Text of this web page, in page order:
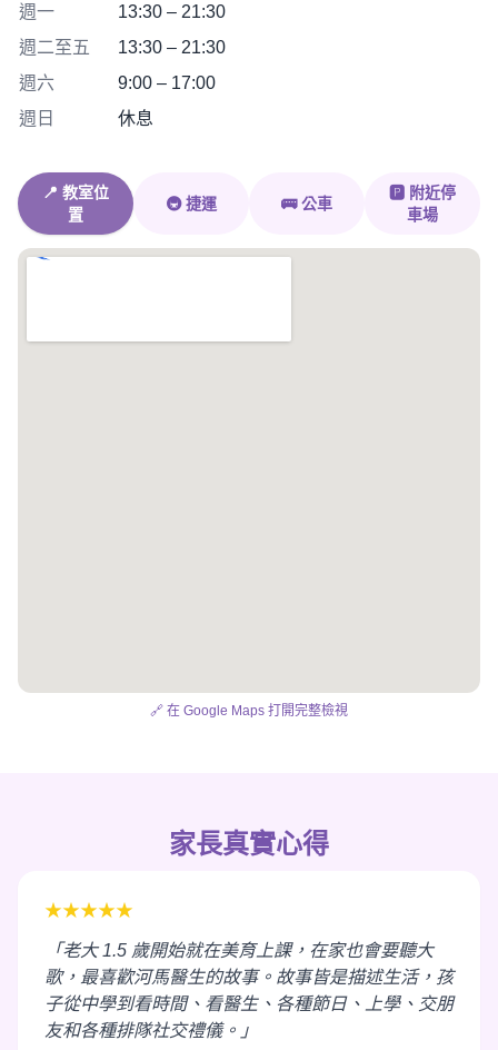
週一
13:30 – 21:30
週二至五
13:30 – 21:30
週六
9:00 – 17:00
週日
休息
📍 教室位
置
🚇 捷運 🚌 公車
🅿️ 附近停
車場
🔗 在 Google Maps 打開完整檢視
家長真實心得
★★★★★
「老大 1.5 歲開始就在美育上課，在家也會要聽大
歌，最喜歡河馬醫生的故事。故事皆是描述生活，孩
子從中學到看時間、看醫生、各種節日、上學、交朋
友和各種排隊社交禮儀。」